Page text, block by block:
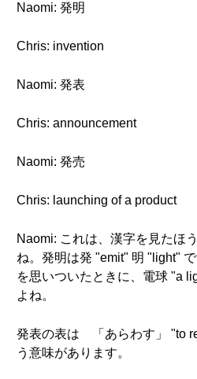
Naomi: 発明
Chris: invention
Naomi: 発表
Chris: announcement
Naomi: 発売
Chris: launching of a product
Naomi: これは、漢字を見たほ
ね。発明は発 "emit" 明 "light"
を思いついたときに、電球 "a
よね。
発表の表は 「あらわす」 "to
う意味があります。